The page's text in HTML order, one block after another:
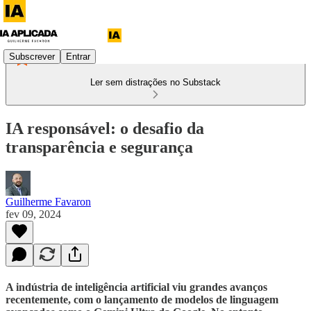
Subscrever Entrar
Ler sem distrações no Substack
IA responsável: o desafio da
transparência e segurança
Guilherme Favaron
fev 09, 2024
A indústria de inteligência artificial viu grandes avanços
recentemente, com o lançamento de modelos de linguagem